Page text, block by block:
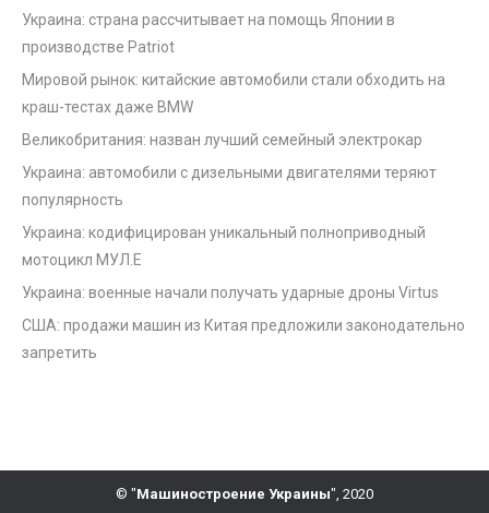
Украина: страна рассчитывает на помощь Японии в
производстве Patriot
Мировой рынок: китайские автомобили стали обходить на
краш-тестах даже BMW
Великобритания: назван лучший семейный электрокар
Украина: автомобили с дизельными двигателями теряют
популярность
Украина: кодифицирован уникальный полноприводный
мотоцикл МУЛ.Е
Украина: военные начали получать ударные дроны Virtus
США: продажи машин из Китая предложили законодательно
запретить
© "Машиностроение Украины", 2020